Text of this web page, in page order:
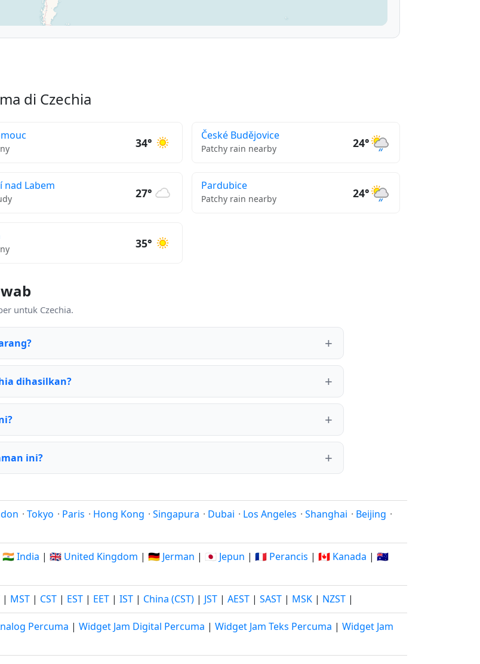
di Czechia
34°
České Budějovice
Patchy rain nearby 24°
nad Labem
27°
Pardubice
Patchy rain nearby 24°
35°
untuk Czechia.
dihasilkan?
ini?
· Tokyo · Paris · Hong Kong · Singapura · Dubai · Los Angeles · Shanghai · Beijing ·
🇮🇳 India | 🇬🇧 United Kingdom | 🇩🇪 Jerman | 🇯🇵 Jepun | 🇫🇷 Perancis | 🇨🇦 Kanada | 🇦🇺
| MST | CST | EST | EET | IST | China (CST) | JST | AEST | SAST | MSK | NZST |
Percuma | Widget Jam Digital Percuma | Widget Jam Teks Percuma | Widget Jam